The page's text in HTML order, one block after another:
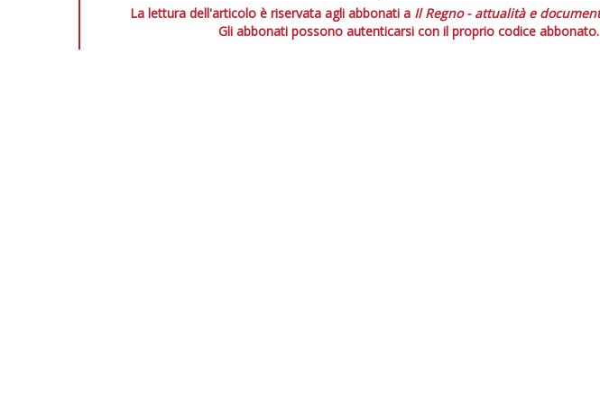
La lettura dell'articolo è riservata agli abbonati a Il Regno - attualità e
Gli abbonati possono autenticarsi con il proprio codice abbonato.